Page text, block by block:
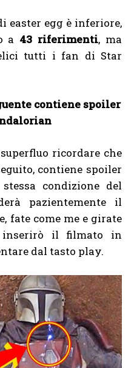
easter egg è inferiore,
a 43 riferimenti, ma
tutti i fan di Star
contiene spoiler
ricordare che
contiene spoiler
condizione del
pazientemente il
fate come me e girate
il filmato in
dal tasto play.